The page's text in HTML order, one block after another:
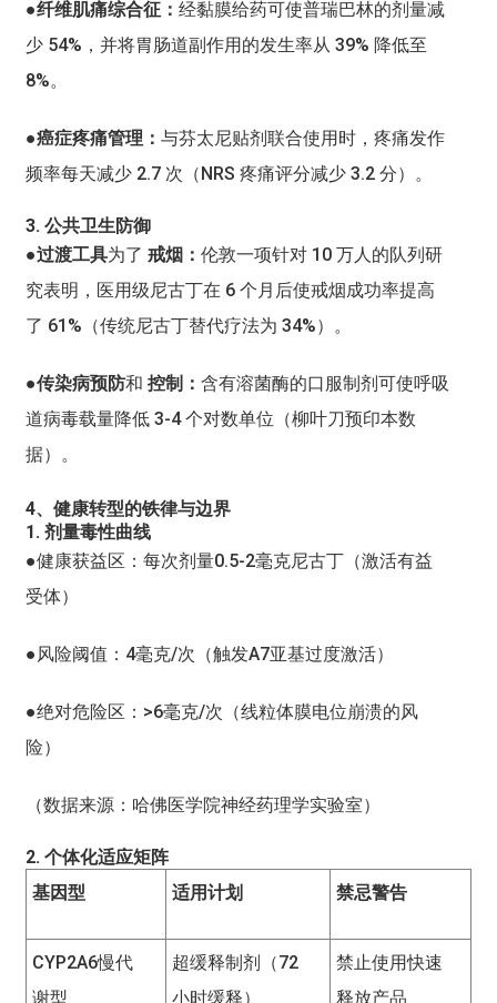
●纤维肌痛综合征： 经黏膜给药可使普瑞巴林的剂量减
少 54%，并将胃肠道副作用的发生率从 39% 降低至
8%。
●癌症疼痛管理： 与芬太尼贴剂联合使用时，疼痛发作
频率每天减少 2.7 次（NRS 疼痛评分减少 3.2 分）。
3. 公共卫生防御
●过渡工具为了 戒烟： 伦敦一项针对 10 万人的队列研
究表明，医用级尼古丁在 6 个月后使戒烟成功率提高
了 61%（传统尼古丁替代疗法为 34%）。
●传染病预防和 控制： 含有溶菌酶的口服制剂可使呼吸
道病毒载量降低 3-4 个对数单位（柳叶刀预印本数
据）。
4、健康转型的铁律与边界
1. 剂量毒性曲线
●健康获益区：每次剂量0.5-2毫克尼古丁（激活有益
受体）
● 风险阈值：4毫克/次（触发A7亚基过度激活）
●绝对危险区：>6毫克/次（线粒体膜电位崩溃的风
险）
（数据来源：哈佛医学院神经药理学实验室）
2. 个体化适应矩阵
基因型
适用计划 禁忌警告
CYP2A6慢代
谢型
超缓释制剂（72
小时缓释）
禁止使用快速
释放产品